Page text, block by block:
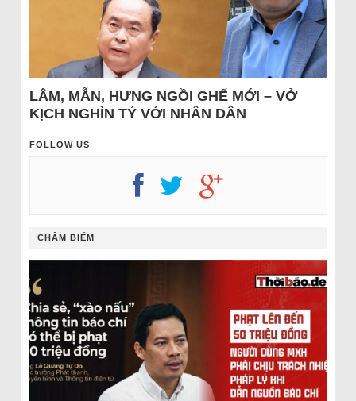
LÂM, MẪN, HƯNG NGỒI GHẾ MỚI – VỞ
KỊCH NGHÌN TỶ VỚI NHÂN DÂN
FOLLOW US
CHÂM BIẾM